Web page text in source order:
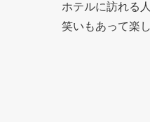
ホテルに訪れる
笑いもあって楽